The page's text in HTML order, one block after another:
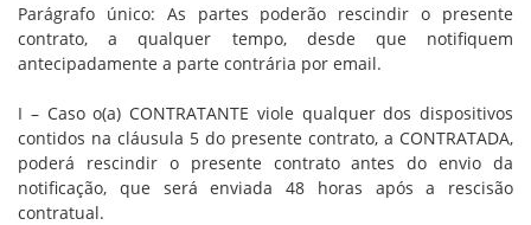
Parágrafo único: As partes poderão rescindir o presente
contrato, a qualquer tempo, desde que notifiquem
antecipadamente a parte contrária por email.
I – Caso o(a) CONTRATANTE viole qualquer dos dispositivos
contidos na cláusula 5 do presente contrato, a CONTRATADA,
poderá rescindir o presente contrato antes do envio da
notificação, que será enviada 48 horas após a rescisão
contratual.